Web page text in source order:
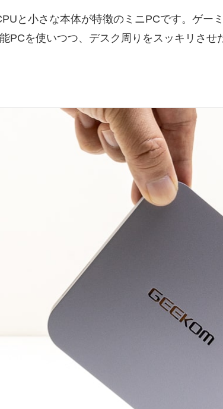
と小さな本体が特徴のミニPCです。ゲ
PCを使いつつ、デスク周りをスッキリさせ